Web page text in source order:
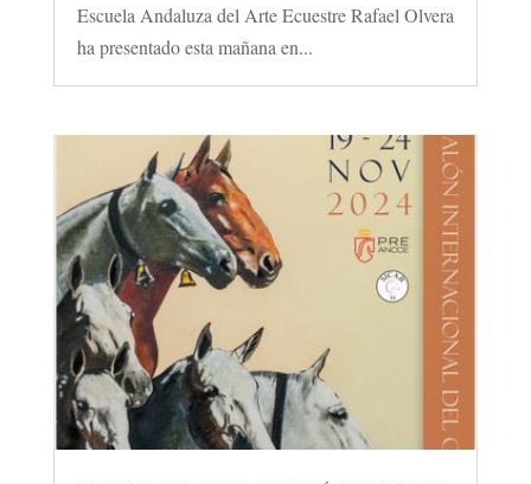
Escuela Andaluza del Arte Ecuestre Rafael Olvera
ha presentado esta mañana en...